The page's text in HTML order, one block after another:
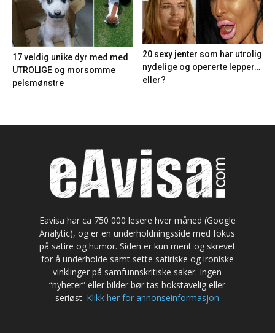
17 veldig unike dyr med med
UTROLIGE og morsomme
pelsmønstre
20 sexy jenter som har utrolig
nydelige og opererte lepper…
eller?
Eavisa har ca 750 000 lesere hver måned (Google
Analytic), og er en underholdningsside med fokus
på satire og humor. Siden er kun ment og skrevet
for å underholde samt sette satiriske og ironiske
vinklinger på samfunnskritiske saker. Ingen
“nyheter” eller bilder bør tas bokstavelig eller
seriøst. Klikk her for annonseinformasjon